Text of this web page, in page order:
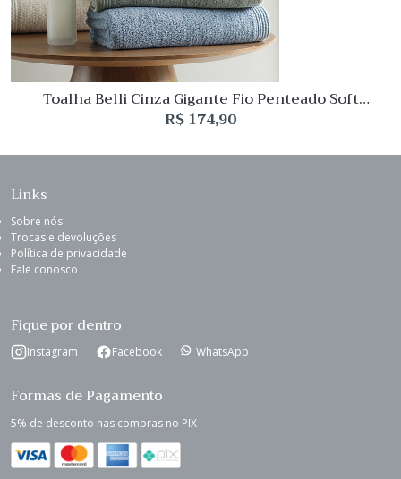
Toalha Belli Cinza Gigante Fio Penteado Soft
Buddemeyer Luxus
R$ 174,90
Links
Sobre nós
Trocas e devoluções
Política de privacidade
Fale conosco
Fique por dentro
Instagram Facebook WhatsApp
Formas de Pagamento
5% de desconto nas compras no PIX